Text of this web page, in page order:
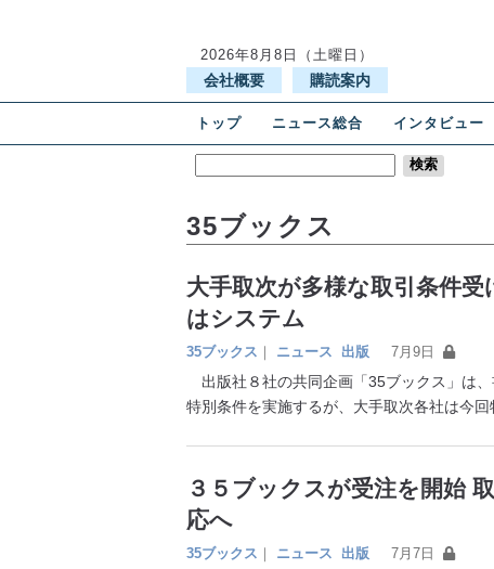
2026年8月8日（土曜日）
会社概要 購読案内
トップ ニュース総合 インタビュー
35ブックス
大手取次が多様な取引条件
はシステム
35ブックス ｜ ニュース 出版 7月9日
出版社８社の共同企画「35ブックス」は
特別条件を実施するが、大手取次各社は今回
３５ブックスが受注を開始
応へ
35ブックス ｜ ニュース 出版 7月7日